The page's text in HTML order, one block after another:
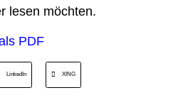
lesen möchten.
PDF
LinkedIn XING